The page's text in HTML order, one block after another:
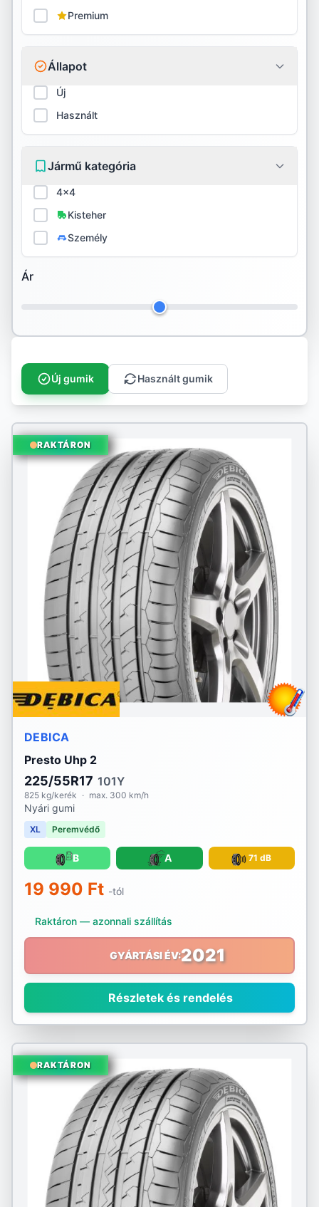
GITI
Goodride
GT Radial
Habilead
Imperial
Kenda
Kingstar
Kleber
Kormoran
Kumho
Landspider
Lassa
Laufenn
Linglong
Marshal
Matador
Maxtrek
Michelin
Mirage
Momo
Nankang
Optimo
Ovation
Platin
PointS
Radar
Premium
Állapot
Új
Használt
Jármű kategória
4x4
Kisteher
Személy
Ár
Új gumik Használt gumik
RAKTÁRON
DEBICA
Presto Uhp 2
225/55R17 101Y
825 kg/kerék · max. 300 km/h
Nyári gumi
XL Peremvédő
B A 71 dB
19 990 Ft -tól
Raktáron — azonnali szállítás
GYÁRTÁSI ÉV:2021
Részletek és rendelés
RAKTÁRON